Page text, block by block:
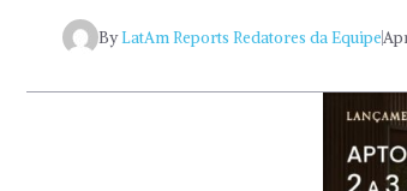
ByLatAm Reports Redatores da Equipe